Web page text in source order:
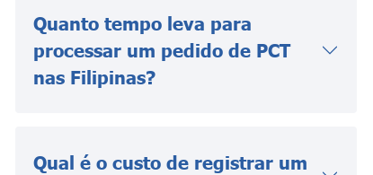
Quanto tempo leva para
processar um pedido de PCT
nas Filipinas?
Qual é o custo de registrar um